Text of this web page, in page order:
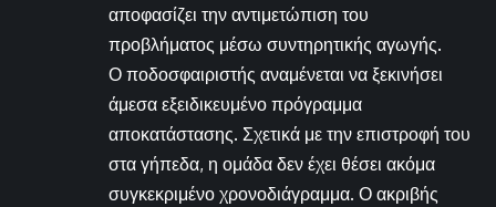
αποφασίζει την αντιμετώπιση του
προβλήματος μέσω συντηρητικής αγωγής.
Ο ποδοσφαιριστής αναμένεται να ξεκινήσει
άμεσα εξειδικευμένο πρόγραμμα
αποκατάστασης. Σχετικά με την επιστροφή του
στα γήπεδα, η ομάδα δεν έχει θέσει ακόμα
συγκεκριμένο χρονοδιάγραμμα. Ο ακριβής